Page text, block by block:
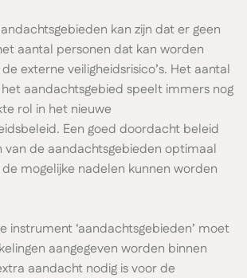
kan zijn dat er geen
aantal personen dat kan worden
externe veiligheidsrisico’s. Het aantal
aandachtsgebied speelt immers nog
rol in het nieuwe
Een goed doordacht beleid
van de aandachtsgebieden optimaal
mogelijke nadelen kunnen worden
instrument ‘aandachtsgebieden’ moet
aangegeven worden binnen
aandacht nodig is voor de